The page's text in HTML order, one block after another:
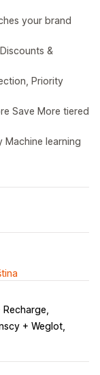
your brand
&
Priority
Save More tiered
Machine learning
+ Weglot